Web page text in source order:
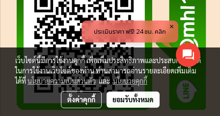
เว็บไซต์นี้มีการใช้งานคุกกี้ เพื่อเพิ่มประสิทธิภาพและประสบการณ์ที่ดี
ในการใช้งานเว็บไซต์ของท่าน ท่านสามารถอ่านรายละเอียดเพิ่มเติม
ได้ที่นโยบายความเป็นส่วนตัวและนโยบายคุกกี้
ตั้งค่าคุกกี้ ยอมรับทั้งหมด
ประเมินราคา ฟรี! 24 ชม. คลิก